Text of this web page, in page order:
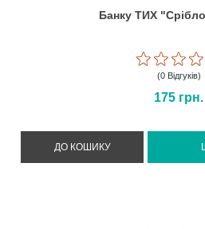
Банку ТИХ
(0 Відгуків)
175 грн.